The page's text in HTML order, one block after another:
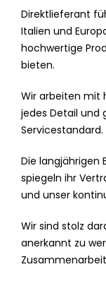
Direktlieferant
Italien und
hochwertige
bieten.
Wir arbeiten mit
jedes Detail und
Servicestandard.
Die langjährigen
spiegeln ihr
und unser
Wir sind stolz
anerkannt zu